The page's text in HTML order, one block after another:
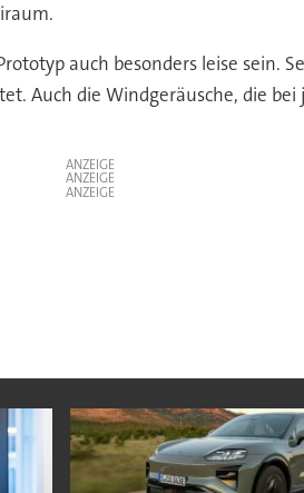
auch besonders leise sein.
Auch die Windgeräusche, die bei
ANZEIGE
ANZEIGE
ANZEIGE